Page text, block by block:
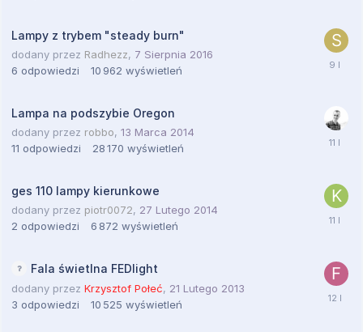
Lampy z trybem "steady burn"
dodany przez Radhezz, 7 Sierpnia 2016
6 odpowiedzi 10 962 wyświetleń
Lampa na podszybie Oregon
dodany przez robbo, 13 Marca 2014
11 odpowiedzi 28 170 wyświetleń
ges 110 lampy kierunkowe
dodany przez piotr0072, 27 Lutego 2014
2 odpowiedzi 6 872 wyświetleń
Fala świetlna FEDlight
dodany przez Krzysztof Połeć, 21 Lutego 2013
3 odpowiedzi 10 525 wyświetleń